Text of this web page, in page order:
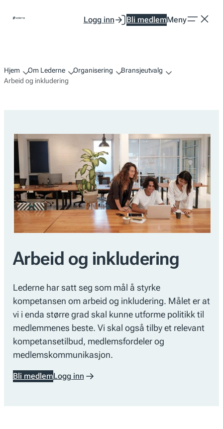
Logg inn Bli medlemMeny
Hjem Om Lederne Organisering
Bransjeutvalg
Arbeid og inkludering
Arbeid og inkludering
Lederne har satt seg som mål å styrke
kompetansen om arbeid og inkludering. Målet er at
vi i enda større grad skal kunne utforme politikk til
medlemmenes beste. Vi skal også tilby et relevant
kompetansetilbud, medlemsfordeler og
medlemskommunikasjon.
Bli medlemLogg inn